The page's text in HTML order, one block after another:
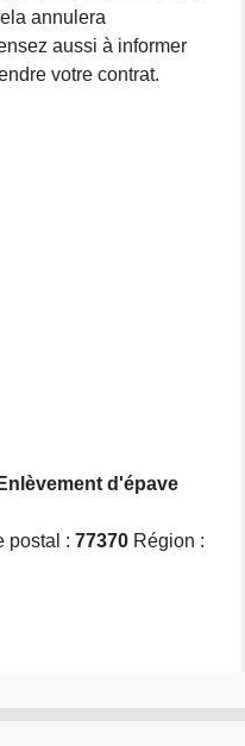
annulera
aussi à informer
votre contrat.
d'épave
postal : 77370 Région :